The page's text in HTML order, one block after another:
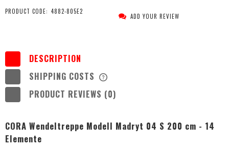
PRODUCT CODE: 4882-805E2
ADD YOUR REVIEW
DESCRIPTION
SHIPPING COSTS
POSSIBLE PAYMENT COSTS
PRODUCT REVIEWS (0)
CORA Wendeltreppe Modell Madryt 04 S 200 cm - 14
Elemente